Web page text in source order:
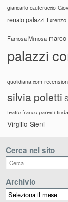
giancarlo cauteruccio
renato palazzi Lorenzo
Famosa Mimosa
palazzi
quotidiana.com
silvia poletti
teatro franco parenti
Virgilio Sieni
Cerca nel sito
Archivio
Archivio